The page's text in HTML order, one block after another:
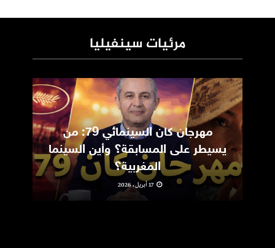
مرئيات سينفيليا
مهرجان كان السينمائي 79: من
يسيطر على المسابقة؟ وأين السينما
المغربية؟
17 أبريل، 2026